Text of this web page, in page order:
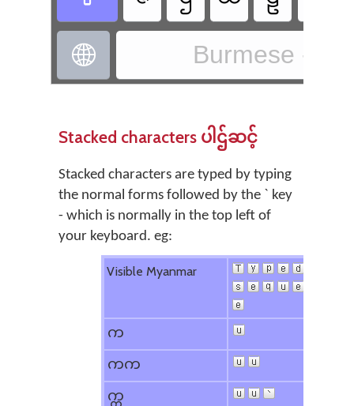
 Burmese -
Stacked characters ပါဌ်ဆင့်
Stacked characters are typed by typing
the normal forms followed by the ` key
- which is normally in the top left of
your keyboard. eg:
Visible Myanmar
က
ကက
က္က